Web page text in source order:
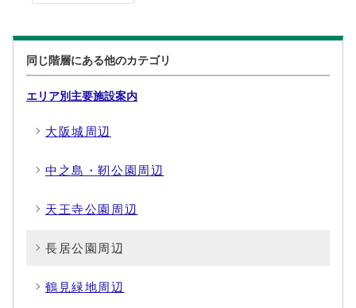
同じ階層にある他のカテゴリ
エリア別主要施設案内
大阪城周辺
中之島・靭公園周辺
天王寺公園周辺
長居公園周辺
鶴見緑地周辺